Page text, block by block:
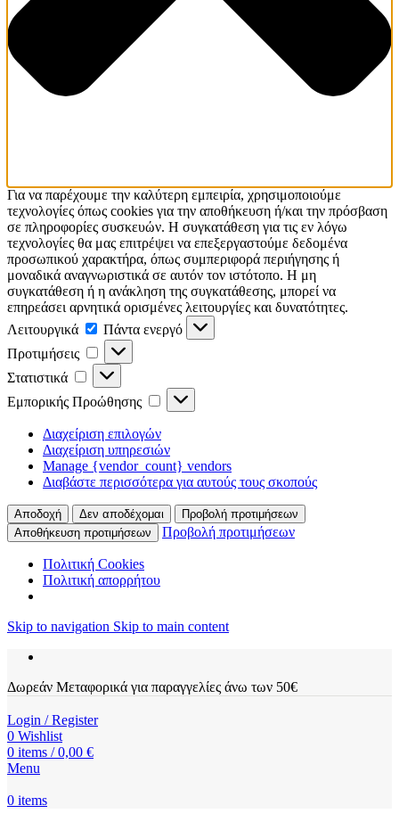
Για να παρέχουμε την καλύτερη εμπειρία, χρησιμοποιούμε
τεχνολογίες όπως cookies για την αποθήκευση ή/και την πρόσβαση
σε πληροφορίες συσκευών. Η συγκατάθεση για τις εν λόγω
τεχνολογίες θα μας επιτρέψει να επεξεργαστούμε δεδομένα
προσωπικού χαρακτήρα, όπως συμπεριφορά περιήγησης ή
μοναδικά αναγνωριστικά σε αυτόν τον ιστότοπο. Η μη
συγκατάθεση ή η ανάκληση της συγκατάθεσης, μπορεί να
επηρεάσει αρνητικά ορισμένες λειτουργίες και δυνατότητες.
Λειτουργικά
Λειτουργικά
Πάντα ενεργό
Προτιμήσεις
Προτιμήσεις
Στατιστικά Στατιστικά
Εμπορικής Προώθησης
Εμπορικής
Προώθησης
Διαχείριση επιλογών
Διαχείριση υπηρεσιών
Manage {vendor_count} vendors
Διαβάστε περισσότερα για αυτούς τους σκοπούς
Αποδοχή Δεν αποδέχομαι
Προβολή προτιμήσεων
Αποθήκευση προτιμήσεων
Προβολή προτιμήσεων
Πολιτική Cookies
Πολιτική απορρήτου
Skip to navigation Skip to main content
Δωρεάν Μεταφορικά για παραγγελίες άνω των 50€
Login / Register
0 Wishlist
0 items / 0,00 €
Menu
0 items